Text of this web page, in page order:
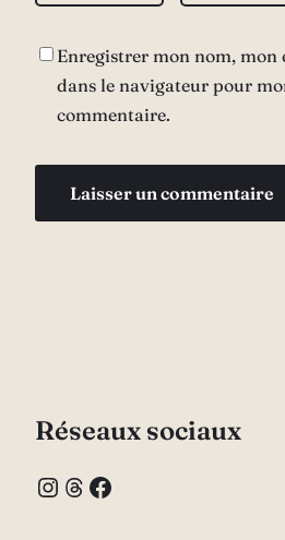
Enregistrer mon nom, mon
dans le navigateur pour
commentaire.
Réseaux sociaux
Instagram Threads Facebook